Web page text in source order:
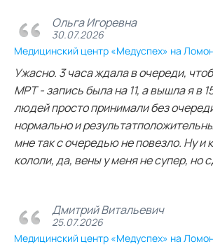
Ольга Игоревна
30.07.2026
Медицинский центр «Медуспех» на
Ужасно. 3 часа ждала в очереди,
МРТ - запись была на 11, а вышла я в
людей просто принимали без
нормально и
мне так с очередью не повезло. Ну и
кололи, да, вены у меня не супер, но
Дмитрий Витальевич
25.07.2026
Медицинский центр «Медуспех» на